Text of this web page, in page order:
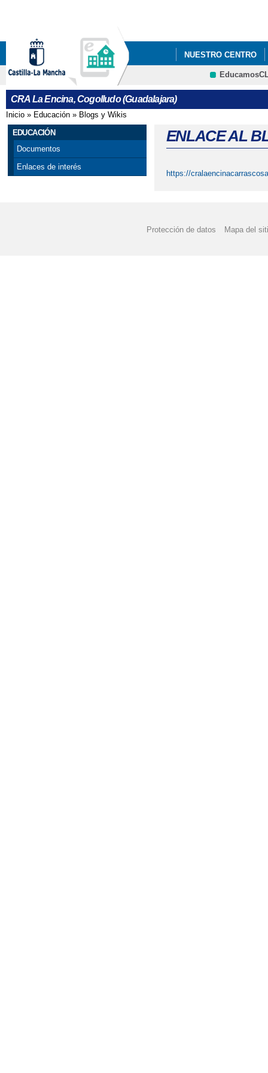
NUESTRO CENTRO
ERASMUS+
CRA La Encina, Cogolludo (Guadalajara)
Se encuentra usted aquí
Inicio » Educación » Blogs y Wikis
EDUCACIÓN
Documentos
Enlaces de interés
ENLACE AL
https://
Protección de datos Mapa del